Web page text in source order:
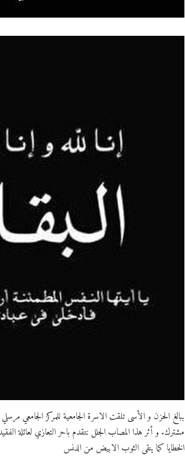
ببالغ الحزن و الأسى تلقت الاسرة الجامعية للمركز الجامعي
مشترك. و أثر هذا المصاب الجلل نتقدم باحر التعازي لعائلة
الخطايا كما ينقى الثوب الابيض من الدنس